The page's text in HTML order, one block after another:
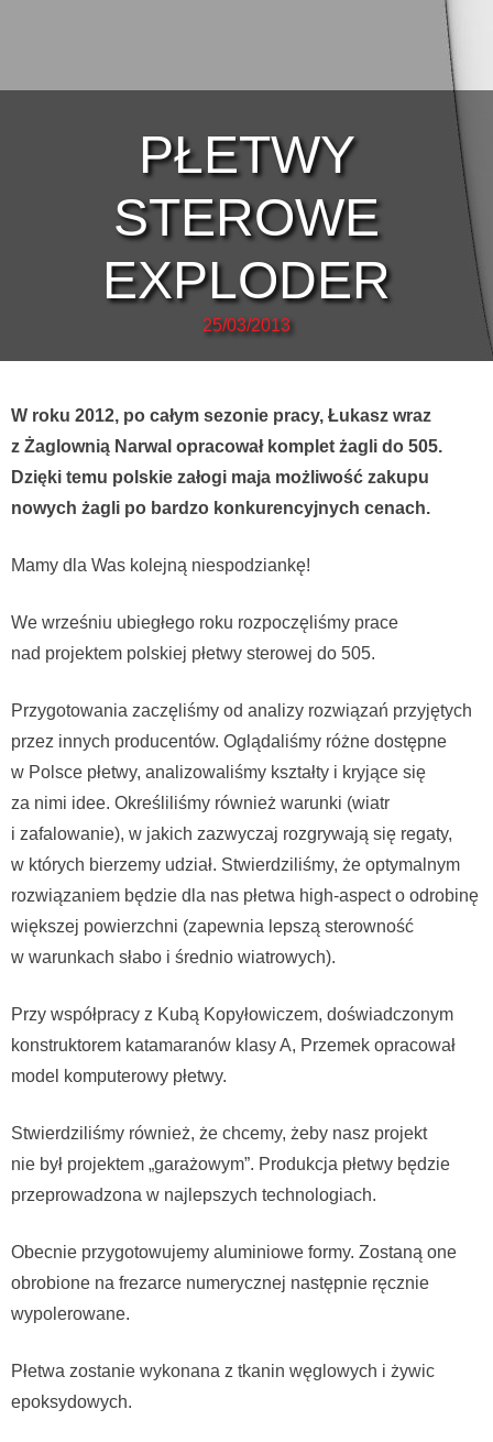
PŁETWY
STEROWE
EXPLODER
25/03/2013
W roku 2012, po całym sezonie pracy, Łukasz wraz
z Żaglownią Narwal opracował komplet żagli do 505.
Dzięki temu polskie załogi maja możliwość zakupu
nowych żagli po bardzo konkurencyjnych cenach.
Mamy dla Was kolejną niespodziankę!
We wrześniu ubiegłego roku rozpoczęliśmy prace
nad projektem polskiej płetwy sterowej do 505.
Przygotowania zaczęliśmy od analizy rozwiązań przyjętych
przez innych producentów. Oglądaliśmy różne dostępne
w Polsce płetwy, analizowaliśmy kształty i kryjące się
za nimi idee. Określiliśmy również warunki (wiatr
i zafalowanie), w jakich zazwyczaj rozgrywają się regaty,
w których bierzemy udział. Stwierdziliśmy, że optymalnym
rozwiązaniem będzie dla nas płetwa high-aspect o odrobinę
większej powierzchni (zapewnia lepszą sterowność
w warunkach słabo i średnio wiatrowych).
Przy współpracy z Kubą Kopyłowiczem, doświadczonym
konstruktorem katamaranów klasy A, Przemek opracował
model komputerowy płetwy.
Stwierdziliśmy również, że chcemy, żeby nasz projekt
nie był projektem „garażowym”. Produkcja płetwy będzie
przeprowadzona w najlepszych technologiach.
Obecnie przygotowujemy aluminiowe formy. Zostaną one
obrobione na frezarce numerycznej następnie ręcznie
wypolerowane.
Płetwa zostanie wykonana z tkanin węglowych i żywic
epoksydowych.